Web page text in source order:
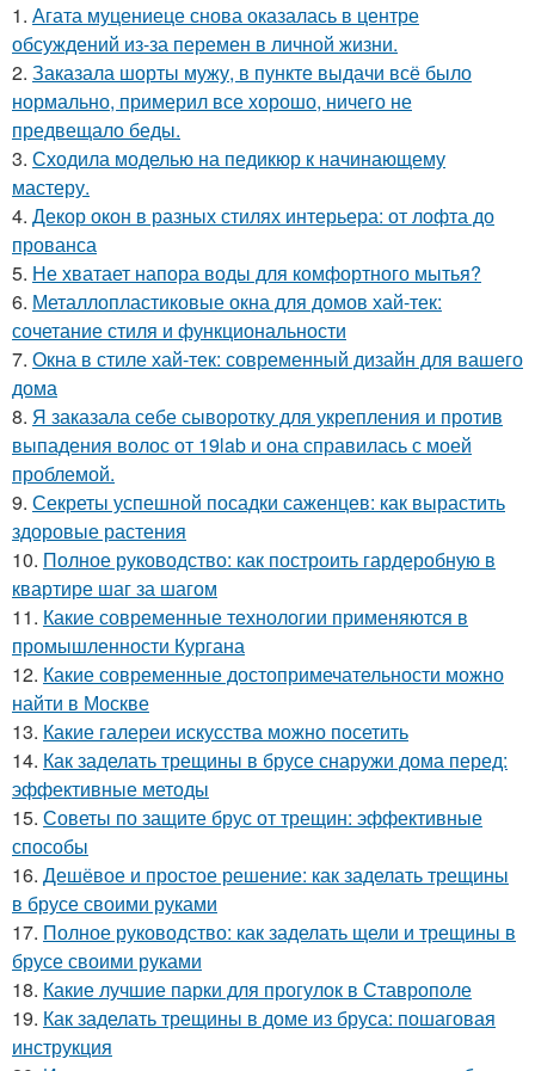
1. Агата муцениеце снова оказалась в центре
обсуждений из-за перемен в личной жизни.
2. Заказала шорты мужу, в пункте выдачи всё было
нормально, примерил все хорошо, ничего не
предвещало беды.
3. Сходила моделью на педикюр к начинающему
мастеру.
4. Декор окон в разных стилях интерьера: от лофта до
прованса
5. Не хватает напора воды для комфортного мытья?
6. Металлопластиковые окна для домов хай-тек:
сочетание стиля и функциональности
7. Окна в стиле хай-тек: современный дизайн для вашего
дома
8. Я заказала себе сыворотку для укрепления и против
выпадения волос от 19lab и она справилась с моей
проблемой.
9. Секреты успешной посадки саженцев: как вырастить
здоровые растения
10. Полное руководство: как построить гардеробную в
квартире шаг за шагом
11. Какие современные технологии применяются в
промышленности Кургана
12. Какие современные достопримечательности можно
найти в Москве
13. Какие галереи искусства можно посетить
14. Как заделать трещины в брусе снаружи дома перед:
эффективные методы
15. Советы по защите брус от трещин: эффективные
способы
16. Дешёвое и простое решение: как заделать трещины
в брусе своими руками
17. Полное руководство: как заделать щели и трещины в
брусе своими руками
18. Какие лучшие парки для прогулок в Ставрополе
19. Как заделать трещины в доме из бруса: пошаговая
инструкция